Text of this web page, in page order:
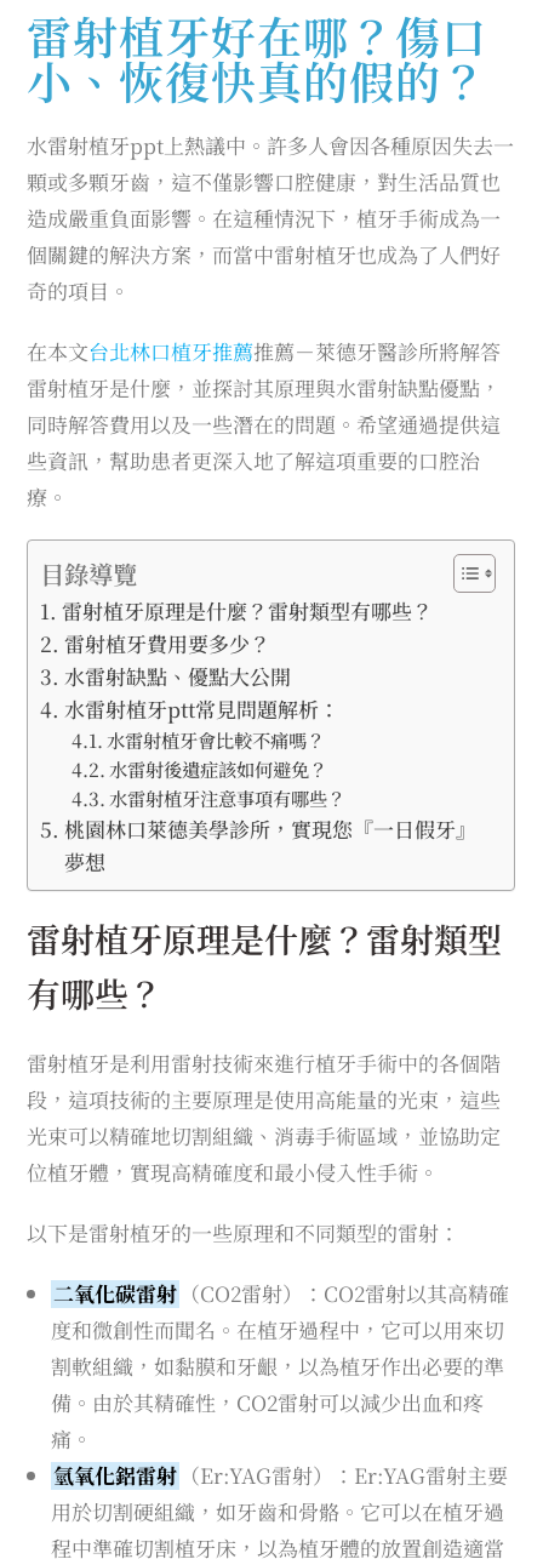
雷射植牙好在哪？傷口
小、恢復快真的假的？
水雷射植牙ppt上熱議中。許多人會因各種原因失去一
顆或多顆牙齒，這不僅影響口腔健康，對生活品質也
造成嚴重負面影響。在這種情況下，植牙手術成為一
個關鍵的解決方案，而當中雷射植牙也成為了人們好
奇的項目。
在本文台北林口植牙推薦推薦－萊德牙醫診所將解答
雷射植牙是什麼，並探討其原理與水雷射缺點優點，
同時解答費用以及一些潛在的問題。希望通過提供這
些資訊，幫助患者更深入地了解這項重要的口腔治
療。
目錄導覽
雷射植牙原理是什麼？雷射類型有哪些？
雷射植牙費用要多少？
水雷射缺點、優點大公開
水雷射植牙ptt常見問題解析：
水雷射植牙會比較不痛嗎？
水雷射後遺症該如何避免？
水雷射植牙注意事項有哪些？
桃園林口萊德美學診所，實現您『一日假牙』
夢想
雷射植牙原理是什麼？雷射類型
有哪些？
雷射植牙是利用雷射技術來進行植牙手術中的各個階
段，這項技術的主要原理是使用高能量的光束，這些
光束可以精確地切割組織、消毒手術區域，並協助定
位植牙體，實現高精確度和最小侵入性手術。
以下是雷射植牙的一些原理和不同類型的雷射：
二氧化碳雷射 （CO2雷射）：CO2雷射以其高精確
度和微創性而聞名。在植牙過程中，它可以用來切
割軟組織，如黏膜和牙齦，以為植牙作出必要的準
備。由於其精確性，CO2雷射可以減少出血和疼
痛。
氫氧化鋁雷射 （Er:YAG雷射）：Er:YAG雷射主要
用於切割硬組織，如牙齒和骨骼。它可以在植牙過
程中準確切割植牙床，以為植牙體的放置創造適當